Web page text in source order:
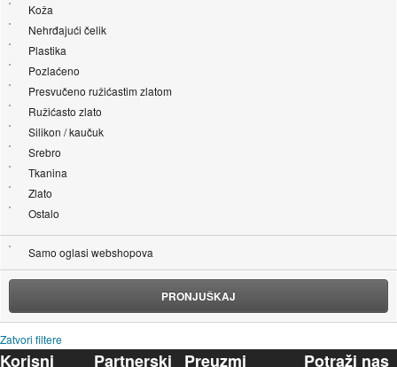
Koža
Nehrđajući čelik
Plastika
Pozlaćeno
Presvučeno ružićastim zlatom
Ružićasto zlato
Silikon / kaučuk
Srebro
Tkanina
Zlato
Ostalo
Samo oglasi webshopova
PRONJUŠKAJ
Zatvori filtere
Korisni Partnerski Preuzmi Potraži nas